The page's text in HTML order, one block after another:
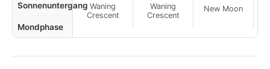
Sonnenuntergang
Mondphase
Waning
Crescent
Waning
Crescent
New Moon